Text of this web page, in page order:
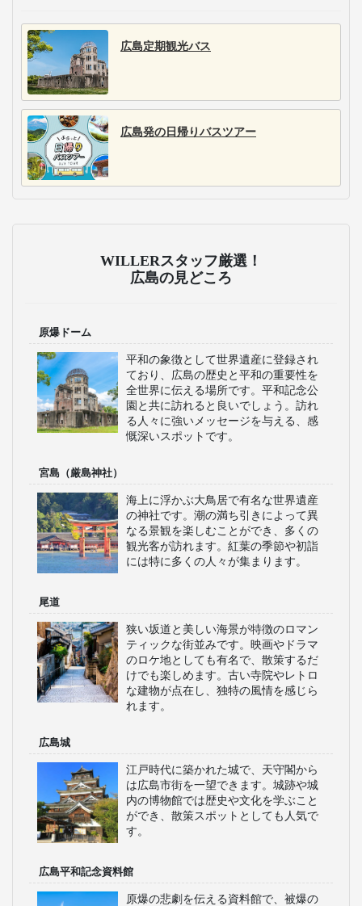
広島定期観光バス
広島発の日帰りバスツアー
WILLERスタッフ厳選！
広島の見どころ
原爆ドーム
平和の象徴として世界遺産に登録され
ており、広島の歴史と平和の重要性を
全世界に伝える場所です。平和記念公
園と共に訪れると良いでしょう。訪れ
る人々に強いメッセージを与える、感
慨深いスポットです。
宮島（厳島神社）
海上に浮かぶ大鳥居で有名な世界遺産
の神社です。潮の満ち引きによって異
なる景観を楽しむことができ、多くの
観光客が訪れます。紅葉の季節や初詣
には特に多くの人々が集まります。
尾道
狭い坂道と美しい海景が特徴のロマン
ティックな街並みです。映画やドラマ
のロケ地としても有名で、散策するだ
けでも楽しめます。古い寺院やレトロ
な建物が点在し、独特の風情を感じら
れます。
広島城
江戸時代に築かれた城で、天守閣から
は広島市街を一望できます。城跡や城
内の博物館では歴史や文化を学ぶこと
ができ、散策スポットとしても人気で
す。
広島平和記念資料館
原爆の悲劇を伝える資料館で、被爆の